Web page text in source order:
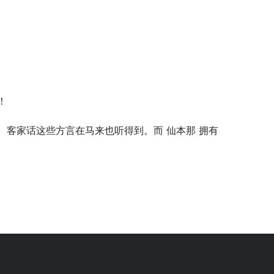
家话这些方言在马来也听得到。而 仙本那 拥有